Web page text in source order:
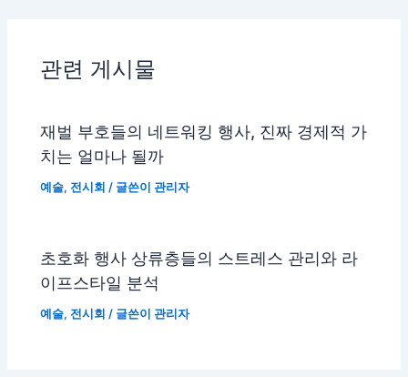
관련 게시물
재벌 부호들의 네트워킹 행사, 진짜 경제적 가
치는 얼마나 될까
예술, 전시회 / 글쓴이관리자
초호화 행사 상류층들의 스트레스 관리와 라
이프스타일 분석
예술, 전시회 / 글쓴이관리자